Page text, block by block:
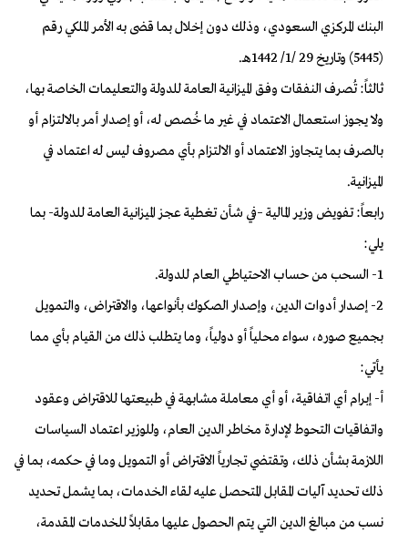
البنك المركزي السعودي، وذلك دون إخلال بما قضى به الأمر الملكي رقم
(5445) وتاريخ 29 /1/ 1442هـ.
ثالثاً: تُصرف النفقات وفق الميزانية العامة للدولة والتعليمات الخاصة بها،
ولا يجوز استعمال الاعتماد في غير ما خُصص له، أو إصدار أمر بالالتزام أو
بالصرف بما يتجاوز الاعتماد أو الالتزام بأي مصروف ليس له اعتماد في
الميزانية.
رابعاً: تفويض وزير المالية –في شأن تغطية عجز الميزانية العامة للدولة- بما
يلي:
1- السحب من حساب الاحتياطي العام للدولة.
2- إصدار أدوات الدين، وإصدار الصكوك بأنواعها، والاقتراض، والتمويل
بجميع صوره، سواء محلياً أو دولياً، وما يتطلب ذلك من القيام بأي مما
يأتي:
أ- إبرام أي اتفاقية، أو أي معاملة مشابهة في طبيعتها للاقتراض وعقود
واتفاقيات التحوط لإدارة مخاطر الدين العام، وللوزير اعتماد السياسات
اللازمة بشأن ذلك، وتقتضي تجارياً الاقتراض أو التمويل وما في حكمه، بما في
ذلك تحديد آليات المقابل المتحصل عليه لقاء الخدمات، بما يشمل تحديد
نسب من مبالغ الدين التي يتم الحصول عليها مقابلاً للخدمات المقدمة،